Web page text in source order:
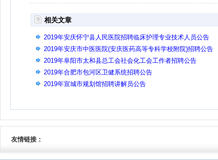
相关文章
2019年安庆怀宁县人民医院招聘临床护理专业技术人员公告
2019年安庆市中医医院(安庆医药高等专科学校附院)招聘公告
2019年阜阳市太和县总工会社会化工会工作者招聘公告
2019年合肥市包河区卫健系统招聘公告
2019年宣城市规划馆招聘讲解员公告
友情链接：